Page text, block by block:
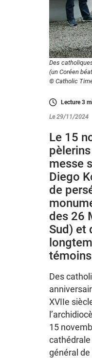
Des
(un Coréen
© Catholic
Lecture3
Le 29/11/2024
Le 15
messe
Diego
de
des 26
Sud) et
Des
XVIIe
15
cathédrale
général de